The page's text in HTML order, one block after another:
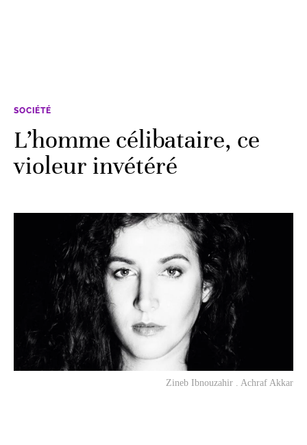
SOCIÉTÉ
L’homme célibataire, ce
violeur invétéré
Zineb Ibnouzahir . Achraf Akkar